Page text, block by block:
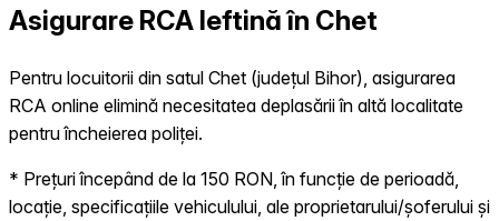
Asigurare RCA Ieftină în Chet
Pentru locuitorii din satul Chet (județul Bihor), asigurarea
RCA online elimină necesitatea deplasării în altă localitate
pentru încheierea poliței.
* Prețuri începând de la 150 RON, în funcție de perioadă,
locație, specificațiile vehiculului, ale proprietarului/șoferului și